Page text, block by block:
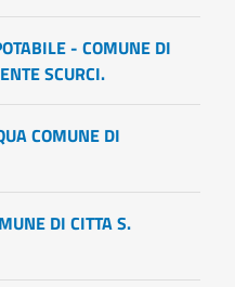
- COMUNE DI
SCURCI.
COMUNE DI
DI CITTA S.